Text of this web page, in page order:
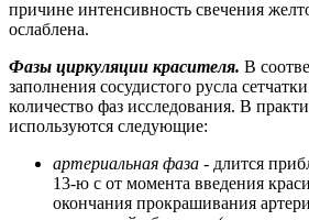
причине интенсивность свечения
ослаблена.
Фазы циркуляции красителя. В
заполнения сосудистого русла
количество фаз исследования. В
используются следующие:
артериальная фаза - длится
13-ю с от момента введения
окончания прокрашивания